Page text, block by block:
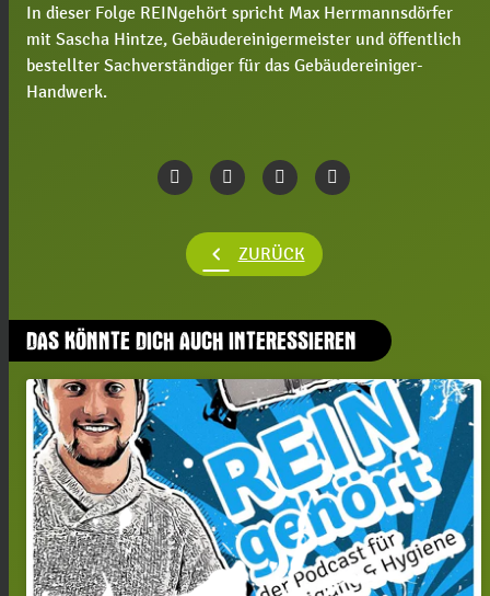
play_arrow #5 REINgehört - Der Schadensfall mit Sascha
Hintze
00:00 10:36
In dieser Folge REINgehört spricht Max Herrmannsdörfer
mit Sascha Hintze, Gebäudereinigermeister und öffentlich
bestellter Sachverständiger für das Gebäudereiniger-
Handwerk.
chevron_left ZURÜCK
DAS KÖNNTE DICH AUCH INTERESSIEREN